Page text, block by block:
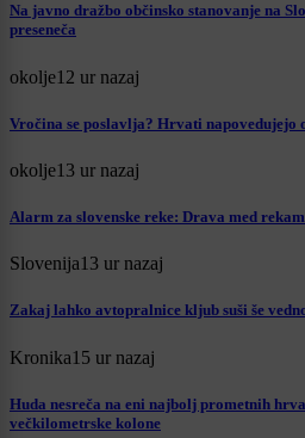
Na javno dražbo občinsko stanovanje na
preseneča
okolje12 ur nazaj
Vročina se poslavlja? Hrvati napovedujejo
okolje13 ur nazaj
Alarm za slovenske reke: Drava med
Slovenija13 ur nazaj
Zakaj lahko avtopralnice kljub suši še
Kronika15 ur nazaj
Huda nesreča na eni najbolj prometnih
večkilometrske kolone